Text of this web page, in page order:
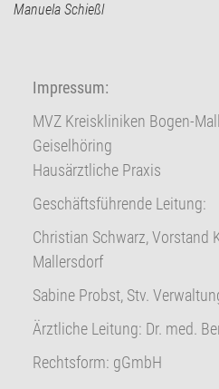
Manuela Schießl
Impressum:
MVZ Kreiskliniken Bogen-
Geiselhöring
Hausärztliche Praxis
Geschäftsführende Leitung:
Christian Schwarz, Vorstand
Mallersdorf
Sabine Probst, Stv.
Ärztliche Leitung: Dr. med.
Rechtsform: gGmbH